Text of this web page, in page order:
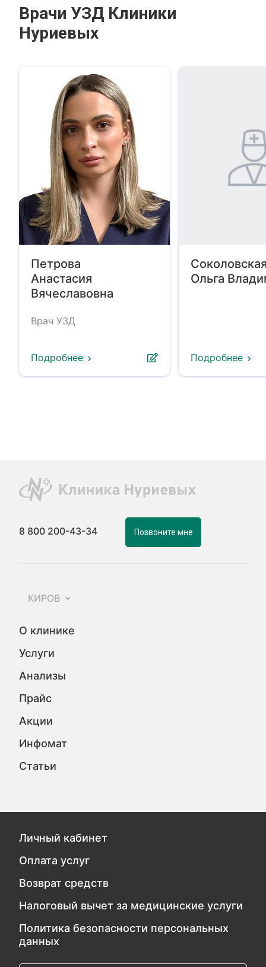
Врачи УЗД Клиники
Нуриевых
Петрова
Анастасия
Вячеславовна
Врач УЗД
Подробнее
Ольга
Подробнее
8 800 200-43-34 Позвоните мне
КИРОВ
О клинике
Услуги
Анализы
Прайс
Акции
Инфомат
Статьи
Личный кабинет
Оплата услуг
Возврат средств
Налоговый вычет за медицинские услуги
Политика безопасности персональных
данных